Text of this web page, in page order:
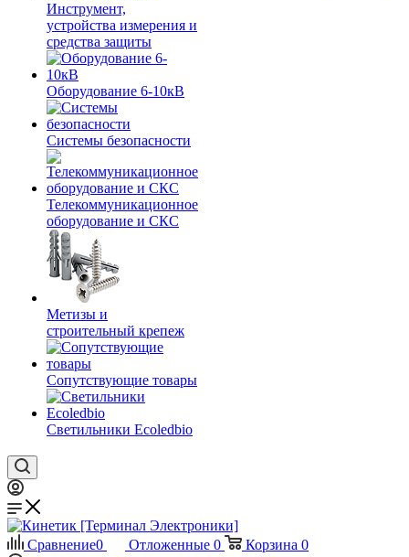
Инструмент,
устройства измерения и
средства защиты
Оборудование 6-10кВ
Системы безопасности
Телекоммуникационное
оборудование и СКС
Метизы и
строительный крепеж
Сопутствующие товары
Светильники Ecoledbio
Сравнение0 Отложенные 0 Корзина 0